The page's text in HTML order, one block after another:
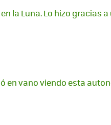
la Luna. Lo hizo gracias
en vano viendo esta